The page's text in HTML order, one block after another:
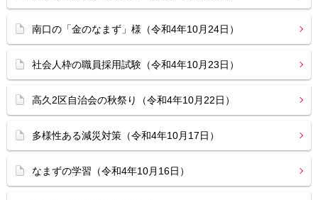
南口の「金のなまず」様（令和4年10月24日）
社会人枠の職員採用試験（令和4年10月23日）
高久2区自治会の秋祭り（令和4年10月22日）
多様性ある減災対策（令和4年10月17日）
なまずの学習（令和4年10月16日）